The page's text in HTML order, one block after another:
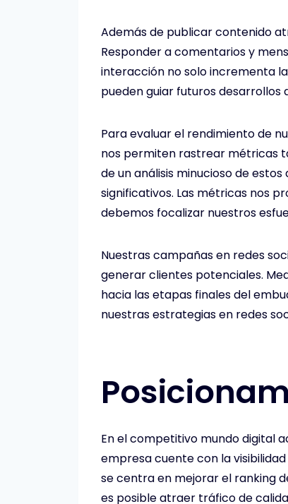
Además de publicar contenido
Responder a comentarios y
interacción no solo incrementa
pueden guiar futuros desarrollos
Para evaluar el rendimiento de
nos permiten rastrear métricas
de un análisis minucioso de
significativos. Las métricas nos
debemos focalizar nuestros
Nuestras campañas en redes
generar clientes potenciales.
hacia las etapas finales del
nuestras estrategias en redes
En el competitivo mundo digital
empresa cuente con la
se centra en mejorar el ranking
es posible atraer tráfico de